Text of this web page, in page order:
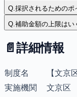
Q.採択されるためのポ
Q.補助金額の上限はい
📄 詳細情報
制度名
【文京
実施機関
文京区